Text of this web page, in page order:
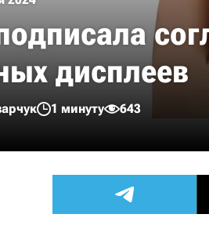
дисплеев
1 минуту 643